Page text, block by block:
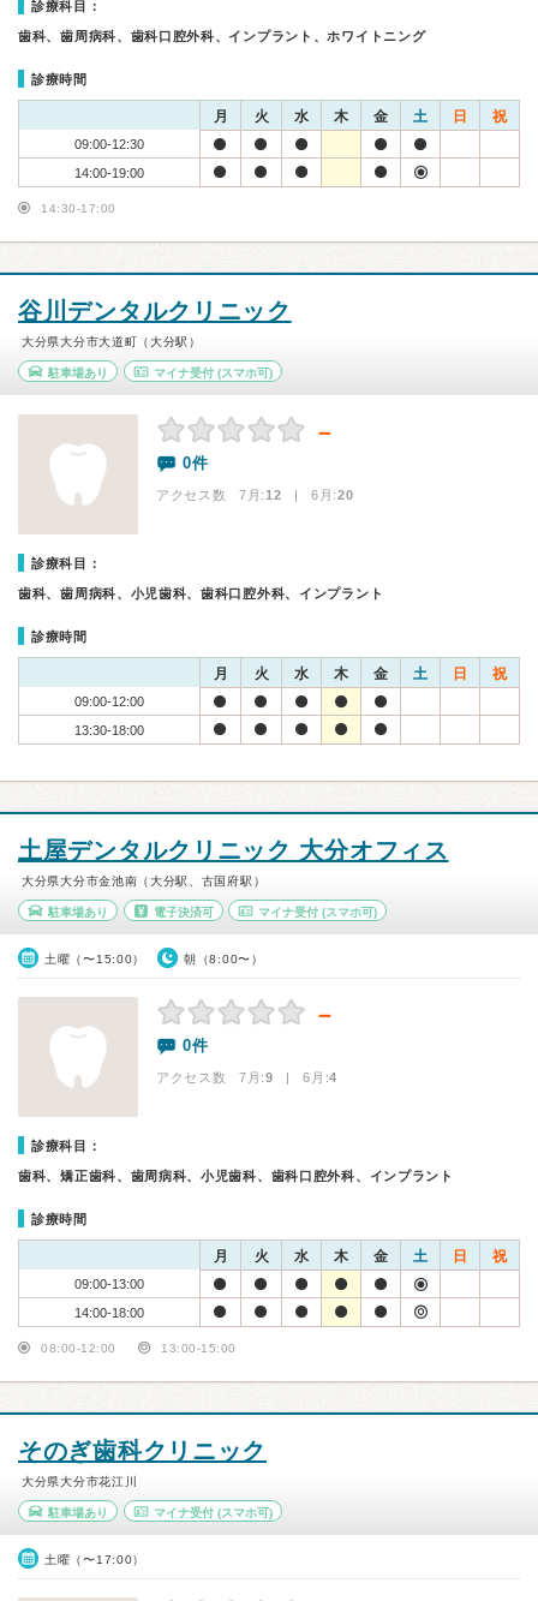
診療科目：
歯科、歯周病科、歯科口腔外科、インプラント、ホワイトニング
診療時間
月 火 水 木 金 土 日 祝
09:00-12:30
14:00-19:00
14:30-17:00
谷川デンタルクリニック
大分県大分市大道町（大分駅）
駐車場あり マイナ受付(スマホ可)
－
0件
アクセス数 7月:12 | 6月:20
診療科目：
歯科、歯周病科、小児歯科、歯科口腔外科、インプラント
診療時間
月 火 水 木 金 土 日 祝
09:00-12:00
13:30-18:00
土屋デンタルクリニック 大分オフィス
大分県大分市金池南（大分駅、古国府駅）
駐車場あり 電子決済可 マイナ受付 (スマホ可)
土曜（〜15:00） 朝（8:00〜）
－
0件
アクセス数 7月:9 | 6月:4
診療科目：
歯科、矯正歯科、歯周病科、小児歯科、歯科口腔外科、インプラント
診療時間
月 火 水 木 金 土 日 祝
09:00-13:00
14:00-18:00
08:00-12:00 13:00-15:00
そのぎ歯科クリニック
大分県大分市花江川
駐車場あり マイナ受付(スマホ可)
土曜（〜17:00）